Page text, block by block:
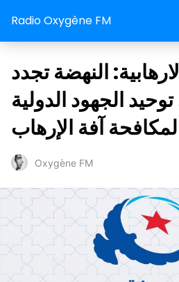
Radio Oxygène FM
النهضة تجدد
الجهود الدولية
لمكافحة آفة الإرهاب
Oxygène FM